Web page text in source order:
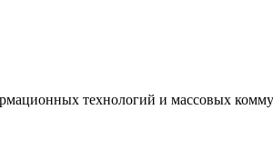
технологий и массовых